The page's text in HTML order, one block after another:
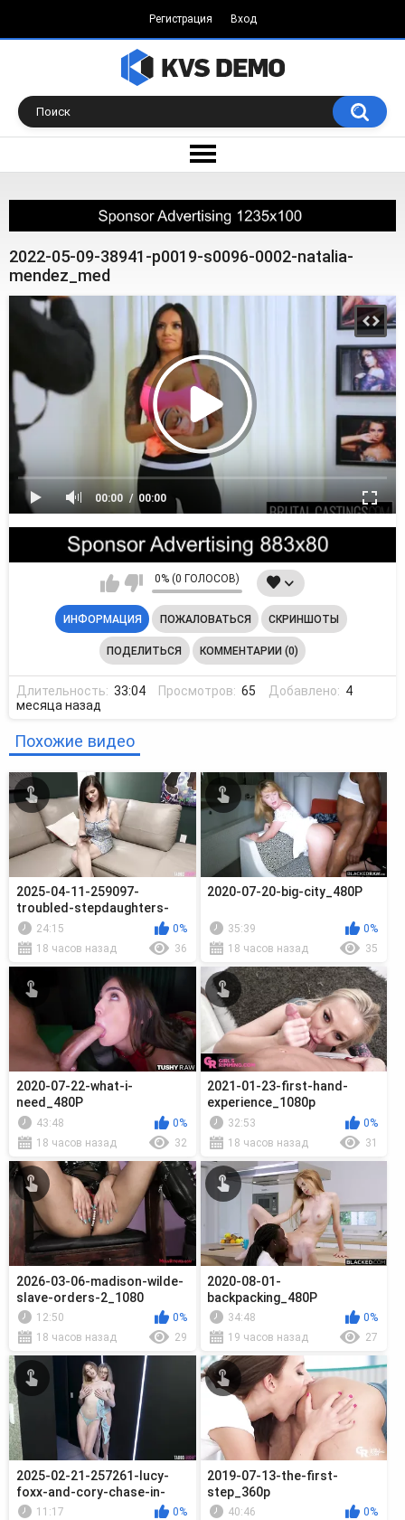
Регистрация Вход
2022-05-09-38941-p0019-s0096-0002-natalia-
mendez_med
00:00 00:00
0% (0 ГОЛОСОВ)
ИНФОРМАЦИЯ ПОЖАЛОВАТЬСЯ СКРИНШОТЫ
ПОДЕЛИТЬСЯ КОММЕНТАРИИ (0)
Длительность: 33:04 Просмотров: 65 Добавлено: 4
месяца назад
Похожие видео
2025-04-11-259097-
troubled-stepdaughters-
compilation_720p
24:15
0%
18 часов назад
36
2020-07-20-big-city_480P
35:39
0%
18 часов назад
35
2020-07-22-what-i-
need_480P
43:48
0%
18 часов назад
32
2021-01-23-first-hand-
experience_1080p
32:53
0%
18 часов назад
31
2026-03-06-madison-wilde-
slave-orders-2_1080
12:50
0%
18 часов назад
29
2020-08-01-
backpacking_480P
34:48
0%
19 часов назад
27
2025-02-21-257261-lucy-
foxx-and-cory-chase-in-
step-family_720p
11:17
0%
2019-07-13-the-first-
step_360p
40:46
0%